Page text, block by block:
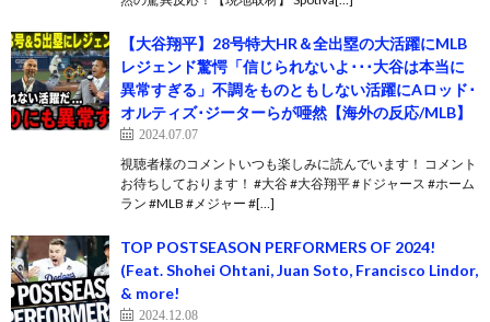
【大谷翔平】28号特大HR＆全出塁の大活躍にMLB
レジェンド驚愕「信じられないよ･･･大谷は本当に
異常すぎる」不調をものともしない活躍にAロッド･
オルティズ･ジーターらが唖然【海外の反応/MLB】
2024.07.07
視聴者様のコメントいつも楽しみに読んでいます！ コメント
お待ちしております！ #大谷 #大谷翔平 #ドジャース #ホーム
ラン #MLB #メジャー #[…]
TOP POSTSEASON PERFORMERS OF 2024!
(Feat. Shohei Ohtani, Juan Soto, Francisco Lindor,
& more!
2024.12.08